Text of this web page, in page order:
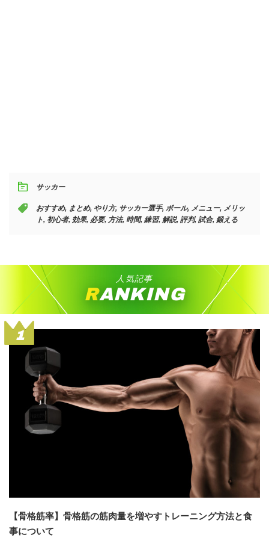
サッカー
おすすめ, まとめ, やり方, サッカー選手, ボール, メニュー, メリッ
ト, 初心者, 効果, 必要, 方法, 時間, 練習, 解説, 評判, 試合, 鍛える
人気記事
RANKING
1
【骨格筋率】骨格筋の筋肉量を増やすトレーニング方法と食
事について